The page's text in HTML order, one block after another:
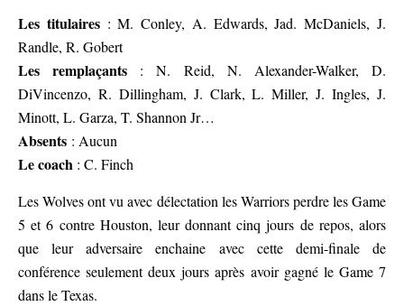
Les titulaires: M. Conley, A. Edwards, Jad. McDaniels, J.
Randle, R. Gobert
Les remplaçants : N. Reid, N. Alexander-Walker, D.
DiVincenzo, R. Dillingham, J. Clark, L. Miller, J. Ingles, J.
Minott, L. Garza, T. Shannon Jr…
Absents : Aucun
Le coach : C. Finch
Les Wolves ont vu avec délectation les Warriors perdre les Game
5 et 6 contre Houston, leur donnant cinq jours de repos, alors
que leur adversaire enchaine avec cette demi-finale de
conférence seulement deux jours après avoir gagné le Game 7
dans le Texas.